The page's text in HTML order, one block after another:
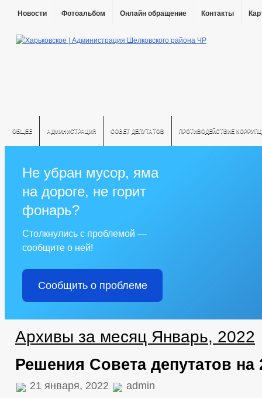
Новости Фотоальбом Онлайн обращение Контакты
ОБЩЕЕ АДМИНИСТРАЦИЯ СОВЕТ ДЕПУТАТОВ ПРОТИВОДЕЙСТВИЕ
Не убран мусор, яма
на дороге, не горит
фонарь?
Столкнулись с проблемой —
сообщите о ней!
Сообщить о проблеме
Архивы за месяц Январь, 2022
Решения Совета депутатов на
21 января, 2022 admin